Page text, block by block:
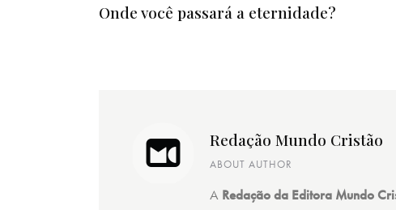
Onde você passará a eternidade?
Redação Mundo Cristão
ABOUT AUTHOR
A Redação da Editora Mundo